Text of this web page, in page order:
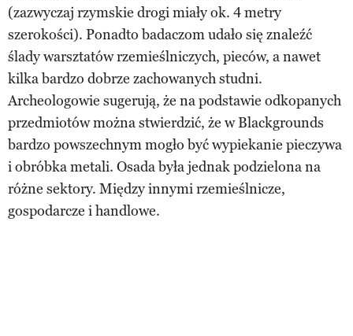
(zazwyczaj rzymskie drogi miały ok. 4 metry
szerokości). Ponadto badaczom udało się znaleźć
ślady warsztatów rzemieślniczych, pieców, a nawet
kilka bardzo dobrze zachowanych studni.
Archeologowie sugerują, że na podstawie odkopanych
przedmiotów można stwierdzić, że w Blackgrounds
bardzo powszechnym mogło być wypiekanie pieczywa
i obróbka metali. Osada była jednak podzielona na
różne sektory. Między innymi rzemieślnicze,
gospodarcze i handlowe.